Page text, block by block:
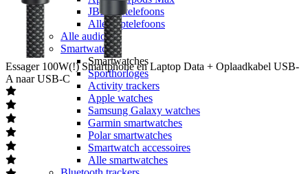
JBL koptelefoons
Alle koptelefoons
Alle audio
Smartwatches
Smartwatches
Sporthorloges
Activity trackers
Apple watches
Samsung Galaxy watches
Garmin smartwatches
Polar smartwatches
Smartwatch accessoires
Alle smartwatches
Essager 100W(!) Smartphone en Laptop Data + Oplaadkabel USB-
A naar USB-C